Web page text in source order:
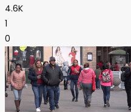
4.6K
1
0